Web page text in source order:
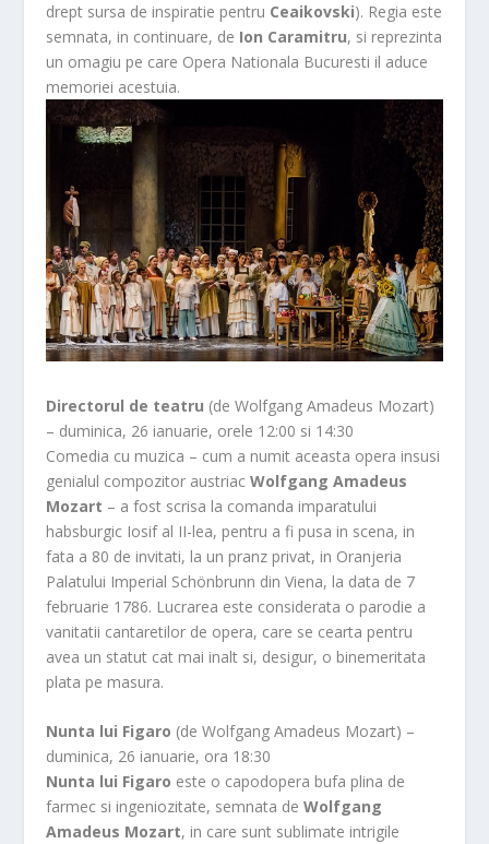
drept sursa de inspiratie pentru Ceaikovski). Regia este
semnata, in continuare, de Ion Caramitru, si reprezinta
un omagiu pe care Opera Nationala Bucuresti il aduce
memoriei acestuia.
Directorul de teatru (de Wolfgang Amadeus Mozart)
– duminica, 26 ianuarie, orele 12:00 si 14:30
Comedia cu muzica – cum a numit aceasta opera insusi
genialul compozitor austriacWolfgang Amadeus
Mozart – a fost scrisa la comanda imparatului
habsburgic Iosif al II-lea, pentru a fi pusa in scena, in
fata a 80 de invitati, la un pranz privat, in Oranjeria
Palatului Imperial Schönbrunn din Viena, la data de 7
februarie 1786. Lucrarea este considerata o parodie a
vanitatii cantaretilor de opera, care se cearta pentru
avea un statut cat mai inalt si, desigur, o binemeritata
plata pe masura.
Nunta lui Figaro (de Wolfgang Amadeus Mozart) –
duminica, 26 ianuarie, ora 18:30
Nunta lui Figaro este o capodopera bufa plina de
farmec si ingeniozitate, semnata deWolfgang
Amadeus Mozart, in care sunt sublimate intrigile